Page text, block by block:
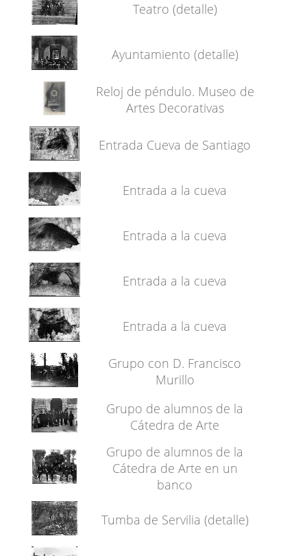
Teatro (detalle)
Ayuntamiento (detalle)
Reloj de péndulo. Museo de
Artes Decorativas
Entrada Cueva de Santiago
Entrada a la cueva
Entrada a la cueva
Entrada a la cueva
Entrada a la cueva
Grupo con D. Francisco
Murillo
Grupo de alumnos de la
Cátedra de Arte
Grupo de alumnos de la
Cátedra de Arte en un
banco
Tumba de Servilia (detalle)